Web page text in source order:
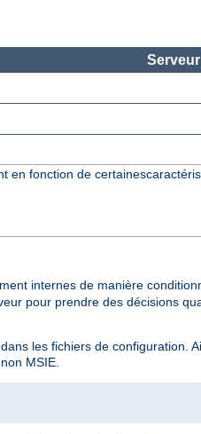
en fonction de
internes de manière
pour prendre des décisions
les fichiers de configuration.
MSIE.